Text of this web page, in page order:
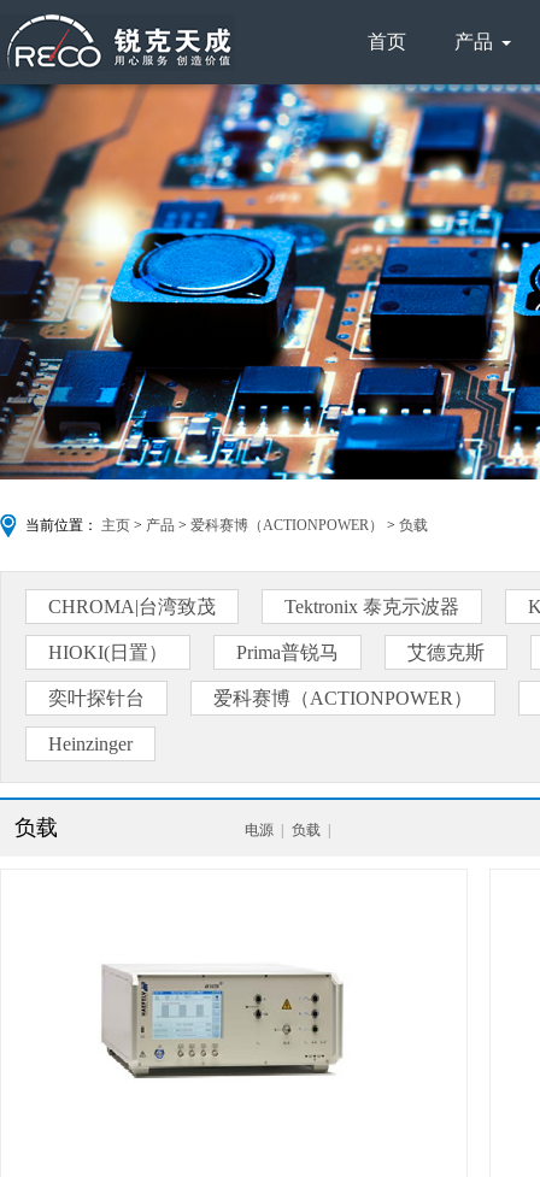
首页 产品
搜索
当前位置： 主页 > 产品 > 爱科赛博（ACTIONPOWER） > 负载
CHROMA|台湾致茂 Tektronix 泰克示波器
HIOKI(日置） Prima普锐马 艾德克斯
奕叶探针台 爱科赛博（ACTIONPOWER）
Heinzinger
负载 电源 负载